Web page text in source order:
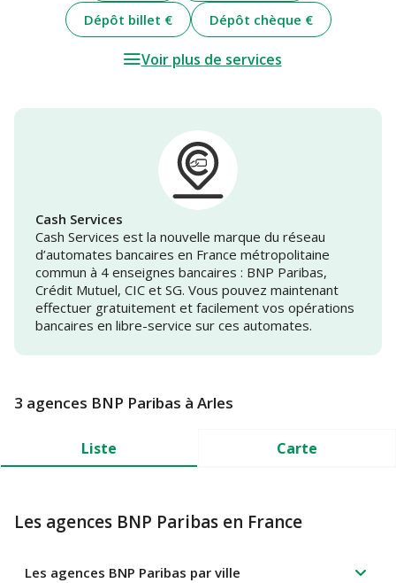
Dépôt billet €
Dépôt chèque €
Voir plus de services
Cash Services
Cash Services est la nouvelle marque du réseau
d’automates bancaires en France métropolitaine
commun à 4 enseignes bancaires : BNP Paribas,
Crédit Mutuel, CIC et SG. Vous pouvez maintenant
effectuer gratuitement et facilement vos opérations
bancaires en libre-service sur ces automates.
3 agences BNP Paribas à Arles
Liste Carte
Les agences BNP Paribas en France
Les agences BNP Paribas par ville